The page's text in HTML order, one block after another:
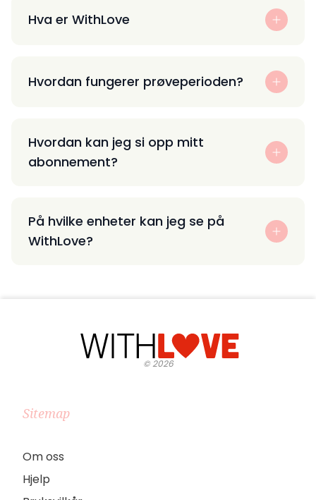
Hva er WithLove
Hvordan fungerer prøveperioden?
Hvordan kan jeg si opp mitt
abonnement?
På hvilke enheter kan jeg se på
WithLove?
©2026
Sitemap
Om oss
Hjelp